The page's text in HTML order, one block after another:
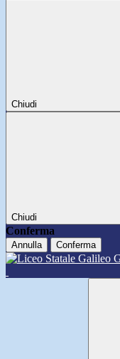
Chiudi
Chiudi
Conferma
Annulla Conferma